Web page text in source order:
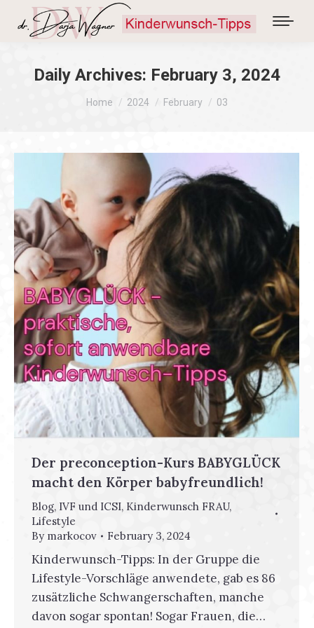
Daily Archives: February 3, 2024
You are here:
Home 2024 February 03
Der preconception-Kurs BABYGLÜCK
macht den Körper babyfreundlich!
Blog, IVF und ICSI, Kinderwunsch FRAU,
Lifestyle
By markocov February 3, 2024
Kinderwunsch-Tipps: In der Gruppe die
Lifestyle-Vorschläge anwendete, gab es 86
zusätzliche Schwangerschaften, manche
davon sogar spontan! Sogar Frauen, die…